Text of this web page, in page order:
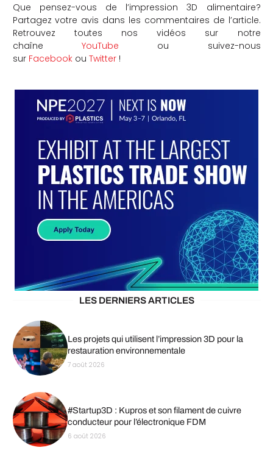
Que pensez-vous de l’impression 3D alimentaire?
Partagez votre avis dans les commentaires de l’article.
Retrouvez toutes nos vidéos sur notre
chaîne YouTube ou suivez-nous
sur Facebookou Twitter!
LES DERNIERS ARTICLES
Les projets qui utilisent l’impression 3D pour la
restauration environnementale
7 août 2026
#Startup3D : Kupros et son filament de cuivre
conducteur pour l’électronique FDM
6 août 2026